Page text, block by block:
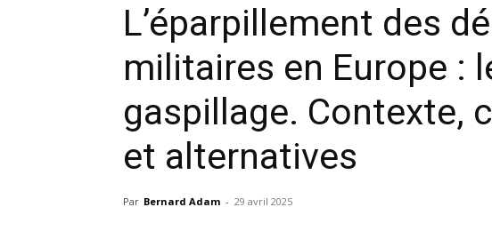
L’éparpillement des
militaires en Europe :
gaspillage. Contexte,
et alternatives
Par Bernard Adam - 29 avril 2025